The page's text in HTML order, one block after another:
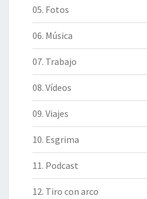
05. Fotos
06. Música
07. Trabajo
08. Vídeos
09. Viajes
10. Esgrima
11. Podcast
12. Tiro con arco